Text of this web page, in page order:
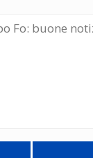
Fo: buone